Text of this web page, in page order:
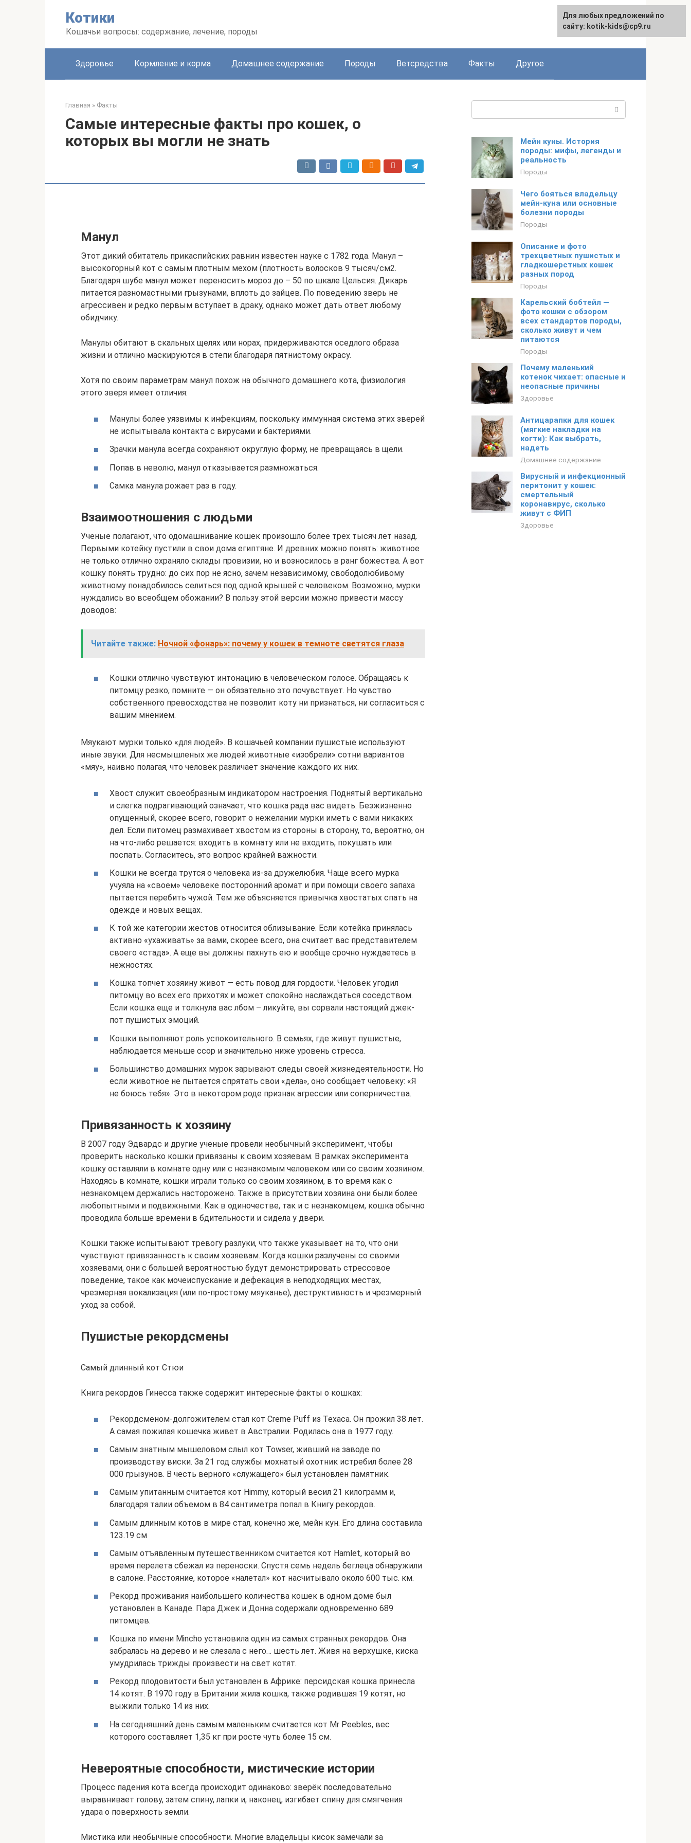
Котики
Кошачьи вопросы: содержание, лечение, породы
Здоровье Кормление и корма Домашнее содержание Породы Ветсредства Факты Другое
Главная » Факты
Самые интересные факты про кошек, о
которых вы могли не знать
Манул
Этот дикий обитатель прикаспийских равнин известен науке с 1782 года. Манул –
высокогорный кот с самым плотным мехом (плотность волосков 9 тысяч/см2.
Благодаря шубе манул может переносить мороз до – 50 по шкале Цельсия. Дикарь
питается разномастными грызунами, вплоть до зайцев. По поведению зверь не
агрессивен и редко первым вступает в драку, однако может дать ответ любому
обидчику.
Манулы обитают в скальных щелях или норах, придерживаются оседлого образа
жизни и отлично маскируются в степи благодаря пятнистому окрасу.
Хотя по своим параметрам манул похож на обычного домашнего кота, физиология
этого зверя имеет отличия:
Манулы более уязвимы к инфекциям, поскольку иммунная система этих зверей
не испытывала контакта с вирусами и бактериями.
Зрачки манула всегда сохраняют округлую форму, не превращаясь в щели.
Попав в неволю, манул отказывается размножаться.
Самка манула рожает раз в году.
Взаимоотношения с людьми
Ученые полагают, что одомашнивание кошек произошло более трех тысяч лет назад.
Первыми котейку пустили в свои дома египтяне. И древних можно понять: животное
не только отлично охраняло склады провизии, но и возносилось в ранг божества. А вот
кошку понять трудно: до сих пор не ясно, зачем независимому, свободолюбивому
животному понадобилось селиться под одной крышей с человеком. Возможно, мурки
нуждались во всеобщем обожании? В пользу этой версии можно привести массу
доводов:
Читайте также: Ночной «фонарь»: почему у кошек в темноте светятся глаза
Кошки отлично чувствуют интонацию в человеческом голосе. Обращаясь к
питомцу резко, помните — он обязательно это почувствует. Но чувство
собственного превосходства не позволит коту ни признаться, ни согласиться с
вашим мнением.
Мяукают мурки только «для людей». В кошачьей компании пушистые используют
иные звуки. Для несмышленых же людей животные «изобрели» сотни вариантов
«мяу», наивно полагая, что человек различает значение каждого их них.
Хвост служит своеобразным индикатором настроения. Поднятый вертикально
и слегка подрагивающий означает, что кошка рада вас видеть. Безжизненно
опущенный, скорее всего, говорит о нежелании мурки иметь с вами никаких
дел. Если питомец размахивает хвостом из стороны в сторону, то, вероятно, он
на что-либо решается: входить в комнату или не входить, покушать или
поспать. Согласитесь, это вопрос крайней важности.
Кошки не всегда трутся о человека из-за дружелюбия. Чаще всего мурка
учуяла на «своем» человеке посторонний аромат и при помощи своего запаха
пытается перебить чужой. Тем же объясняется привычка хвостатых спать на
одежде и новых вещах.
К той же категории жестов относится облизывание. Если котейка принялась
активно «ухаживать» за вами, скорее всего, она считает вас представителем
своего «стада». А еще вы должны пахнуть ею и вообще срочно нуждаетесь в
нежностях.
Кошка топчет хозяину живот — есть повод для гордости. Человек угодил
питомцу во всех его прихотях и может спокойно наслаждаться соседством.
Если кошка еще и толкнула вас лбом – ликуйте, вы сорвали настоящий джек-
пот пушистых эмоций.
Кошки выполняют роль успокоительного. В семьях, где живут пушистые,
наблюдается меньше ссор и значительно ниже уровень стресса.
Большинство домашних мурок зарывают следы своей жизнедеятельности. Но
если животное не пытается спрятать свои «дела», оно сообщает человеку: «Я
не боюсь тебя». Это в некотором роде признак агрессии или соперничества.
Привязанность к хозяину
В 2007 году Эдвардс и другие ученые провели необычный эксперимент, чтобы
проверить насколько кошки привязаны к своим хозяевам. В рамках эксперимента
кошку оставляли в комнате одну или с незнакомым человеком или со своим хозяином.
Находясь в комнате, кошки играли только со своим хозяином, в то время как с
незнакомцем держались насторожено. Также в присутствии хозяина они были более
любопытными и подвижными. Как в одиночестве, так и с незнакомцем, кошка обычно
проводила больше времени в бдительности и сидела у двери.
Кошки также испытывают тревогу разлуки, что также указывает на то, что они
чувствуют привязанность к своим хозяевам. Когда кошки разлучены со своими
хозяевами, они с большей вероятностью будут демонстрировать стрессовое
поведение, такое как мочеиспускание и дефекация в неподходящих местах,
чрезмерная вокализация (или по-простому мяуканье), деструктивность и чрезмерный
уход за собой.
Пушистые рекордсмены
Самый длинный кот Cтюи
Книга рекордов Гинесса также содержит интересные факты о кошках:
Рекордсменом-долгожителем стал кот Creme Puff из Техаса. Он прожил 38 лет.
А самая пожилая кошечка живет в Австралии. Родилась она в 1977 году.
Самым знатным мышеловом слыл кот Towser, живший на заводе по
производству виски. За 21 год службы мохнатый охотник истребил более 28
000 грызунов. В честь верного «служащего» был установлен памятник.
Самым упитанным считается кот Himmy, который весил 21 килограмм и,
благодаря талии объемом в 84 сантиметра попал в Книгу рекордов.
Самым длинным котов в мире стал, конечно же, мейн кун. Его длина составила
123.19 см
Самым отъявленным путешественником считается кот Hamlet, который во
время перелета сбежал из переноски. Спустя семь недель беглеца обнаружили
в салоне. Расстояние, которое «налетал» кот насчитывало около 600 тыс. км.
Рекорд проживания наибольшего количества кошек в одном доме был
установлен в Канаде. Пара Джек и Донна содержали одновременно 689
питомцев.
Кошка по имени Mincho установила один из самых странных рекордов. Она
забралась на дерево и не слезала с него… шесть лет. Живя на верхушке, киска
умудрилась трижды произвести на свет котят.
Рекорд плодовитости был установлен в Африке: персидская кошка принесла
14 котят. В 1970 году в Британии жила кошка, также родившая 19 котят, но
выжили только 14 из них.
На сегодняшний день самым маленьким считается кот Mr Peebles, вес
которого составляет 1,35 кг при росте чуть более 15 см.
Невероятные способности, мистические истории
Процесс падения кота всегда происходит одинаково: зверёк последовательно
выравнивает голову, затем спину, лапки и, наконец, изгибает спину для смягчения
удара о поверхность земли.
Мистика или необычные способности. Многие владельцы кисок замечали за
Мейн куны. История
породы: мифы, легенды и
реальность
Породы
Чего бояться владельцу
мейн-куна или основные
болезни породы
Породы
Описание и фото
трехцветных пушистых и
гладкошерстных кошек
разных пород
Породы
Карельский бобтейл —
фото кошки с обзором
всех стандартов породы,
сколько живут и чем
питаются
Породы
Почему маленький
котенок чихает: опасные и
неопасные причины
Здоровье
Антицарапки для кошек
(мягкие накладки на
когти): Как выбрать,
надеть
Домашнее содержание
Вирусный и инфекционный
перитонит у кошек:
смертельный
коронавирус, сколько
живут с ФИП
Здоровье
Для любых предложений по
сайту: kotik-kids@cp9.ru